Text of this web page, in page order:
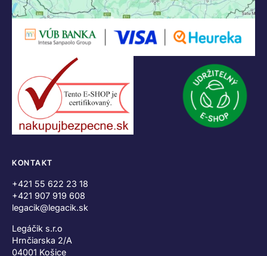
KONTAKT
+421 55 622 23 18
+421 907 919 608
legacik@legacik.sk
Legáčik s.r.o
Hrnčiarska 2/A
04001 Košice